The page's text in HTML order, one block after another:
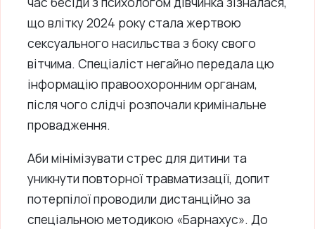
що влітку 2024 року стала жертвою
сексуального насильства з боку свого
вітчима. Спеціаліст негайно передала цю
інформацію правоохоронним органам,
після чого слідчі розпочали кримінальне
провадження.
Аби мінімізувати стрес для дитини та
уникнути повторної травматизації, допит
потерпілої проводили дистанційно за
спеціальною методикою «Барнахус». До